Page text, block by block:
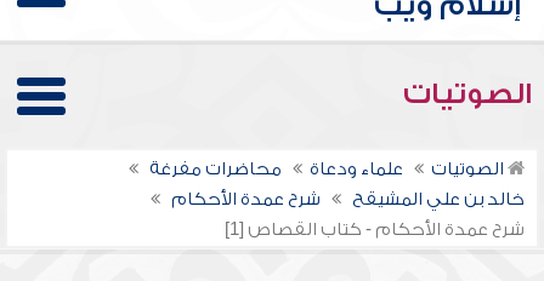
الصوتيات
الصوتيات علماء ودعاة
محاضرات مفرغة
خالد بن علي المشيقح
شرح عمدة الأحكام
شرح عمدة الأحكام - كتاب القصاص [1]